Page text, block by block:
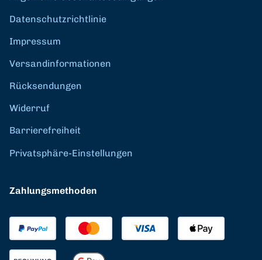
Datenschutzrichtlinie
Impressum
Versandinformationen
Rücksendungen
Widerruf
Barrierefreiheit
Privatsphäre-Einstellungen
Zahlungsmethoden